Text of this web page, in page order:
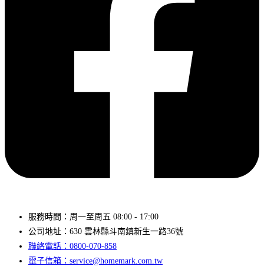
服務時間：周一至周五 08:00 - 17:00
公司地址：630 雲林縣斗南鎮新生一路36號
聯絡電話：0800-070-858
電子信箱：service@homemark.com.tw